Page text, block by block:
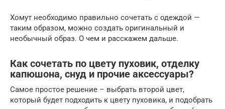
Хомут необходимо правильно сочетать с одеждой —
таким образом, можно создать оригинальный и
необычный образ. О чем и расскажем дальше.
Как сочетать по цвету пуховик, отделку
капюшона, снуд и прочие аксессуары?
Самое простое решение – выбрать второй цвет,
который будет подходить к цвету пуховика, и подобрать